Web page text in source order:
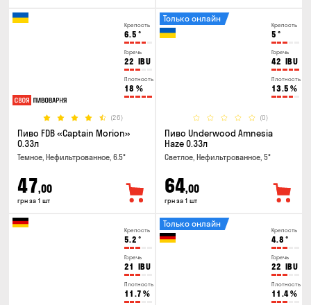
Крепость
6.5 °
Горечь
22 IBU
Плотность
18 %
(26)
Пиво FDB «Captain Morion»
0.33л
Темное, Нефильтрованное, 6.5°
47,00
грн за 1 шт
Крепость
5 °
Горечь
42 IBU
Плотность
13.5 %
(0)
Только онлайн
Пиво Underwood Amnesia
Haze 0.33л
Светлое, Нефильтрованное, 5°
64,00
грн за 1 шт
Крепость
5.2 °
Горечь
21 IBU
Плотность
11.7 %
Крепость
4.8 °
Горечь
22 IBU
Плотность
11.4%
Только онлайн